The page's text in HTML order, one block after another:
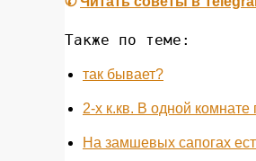
Также по теме:
так бывает?
2-х к.кв. В одной
На замшевых сапогах